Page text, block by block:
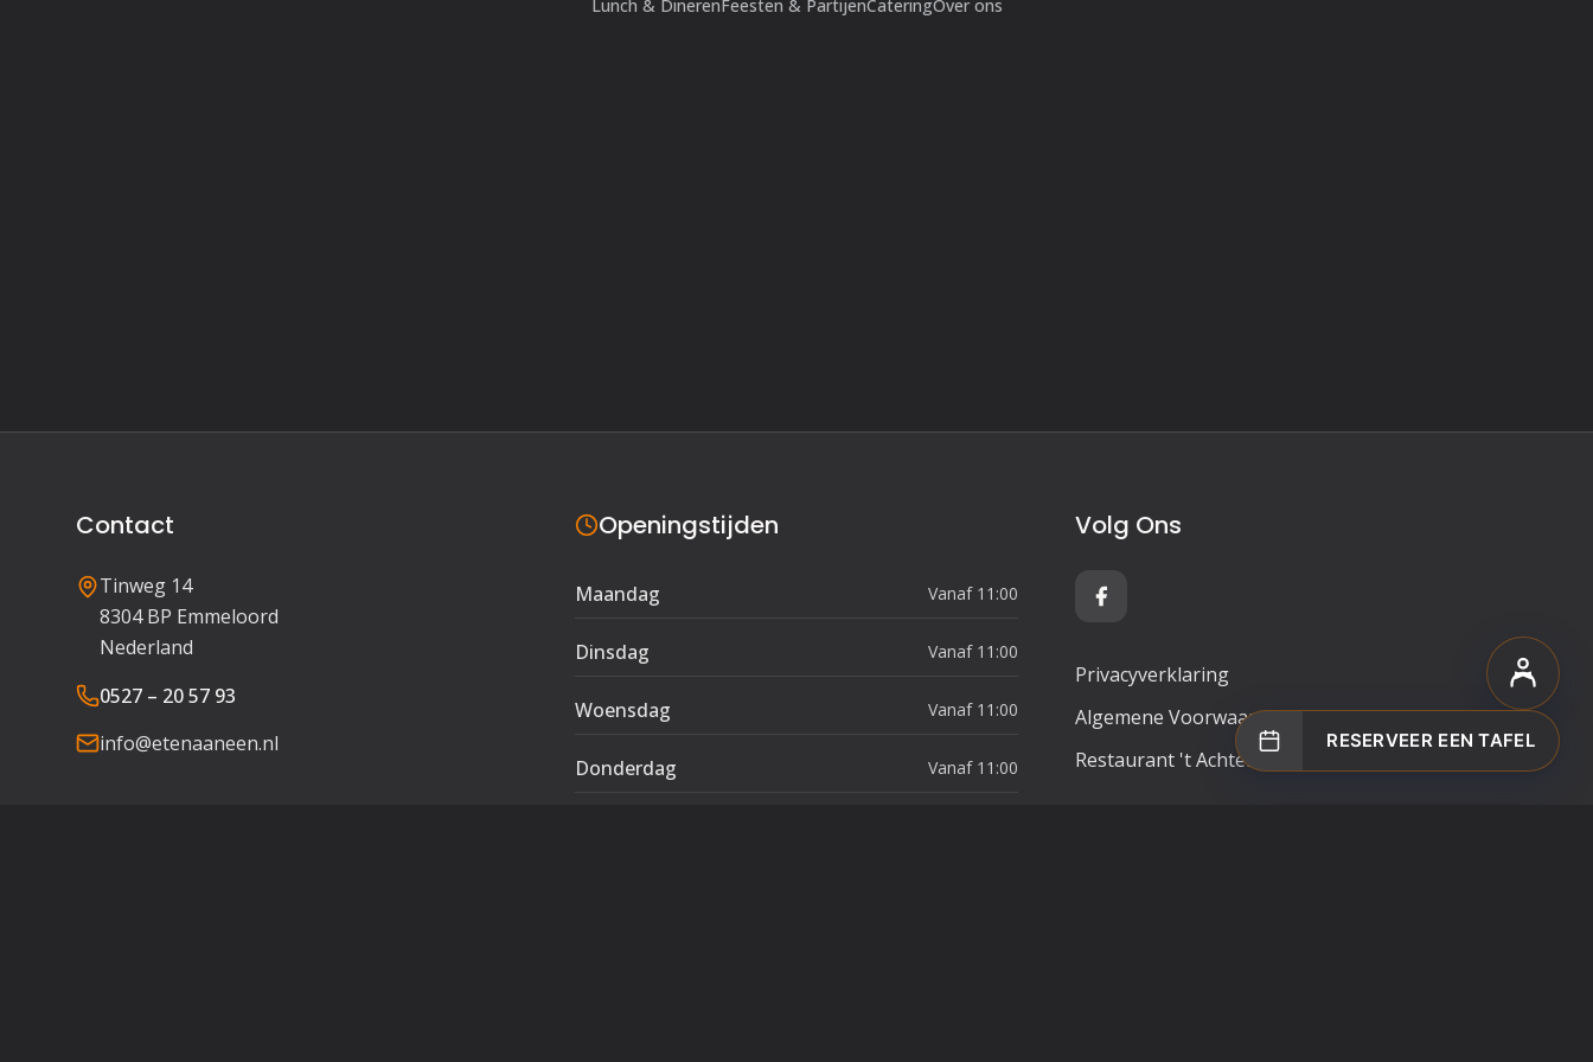
Lunch & Dineren Feesten & PartijenCateringOver ons
Contact
Tinweg 14
8304 BP Emmeloord
Nederland
0527 – 20 57 93
info@etenaaneen.nl
Openingstijden
Maandag Vanaf 11:00
Dinsdag Vanaf 11:00
Woensdag Vanaf 11:00
Donderdag Vanaf 11:00
Volg Ons
Privacyverklaring
Algemene Voorwaarden
Restaurant 't Achterhuis (Urk)
RESERVEER EEN TAFEL